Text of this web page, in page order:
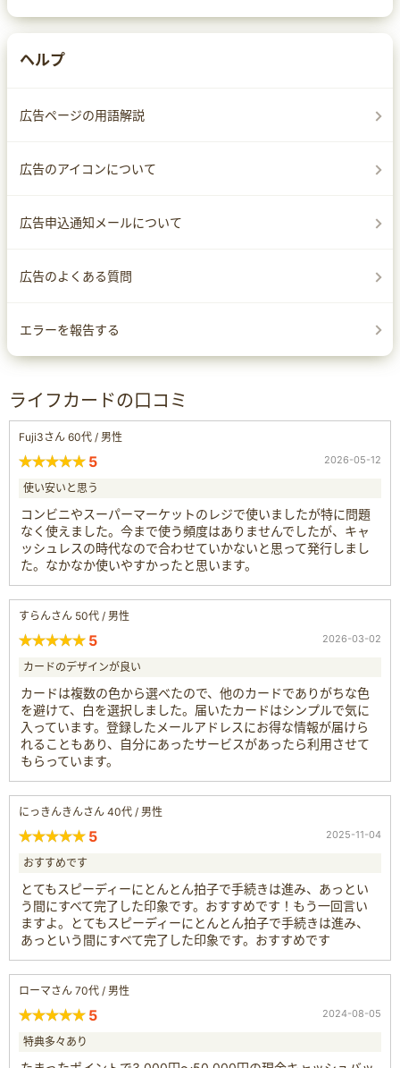
ヘルプ
広告ページの用語解説
広告のアイコンについて
広告申込通知メールについて
広告のよくある質問
エラーを報告する
ライフカードの口コミ
Fuji3さん 60代 / 男性
5 2026-05-12
使い安いと思う
コンビニやスーパーマーケットのレジで使いましたが特に問題
なく使えました。今まで使う頻度はありませんでしたが、キャ
ッシュレスの時代なので合わせていかないと思って発行しまし
た。なかなか使いやすかったと思います。
すらんさん 50代 / 男性
5 2026-03-02
カードのデザインが良い
カードは複数の色から選べたので、他のカードでありがちな色
を避けて、白を選択しました。届いたカードはシンプルで気に
入っています。登録したメールアドレスにお得な情報が届けら
れることもあり、自分にあったサービスがあったら利用させて
もらっています。
にっきんきんさん 40代 / 男性
5 2025-11-04
おすすめです
とてもスピーディーにとんとん拍子で手続きは進み、あっとい
う間にすべて完了した印象です。おすすめです！もう一回言い
ますよ。とてもスピーディーにとんとん拍子で手続きは進み、
あっという間にすべて完了した印象です。おすすめです
ローマさん 70代 / 男性
5 2024-08-05
特典多々あり